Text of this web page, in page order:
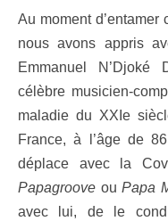
Au moment d’entamer
nous avons appris
Emmanuel
célèbre musicien-
maladie du XXIe
France, à l’âge de
déplace avec la
Papagroove ouPapa
avec lui, de le